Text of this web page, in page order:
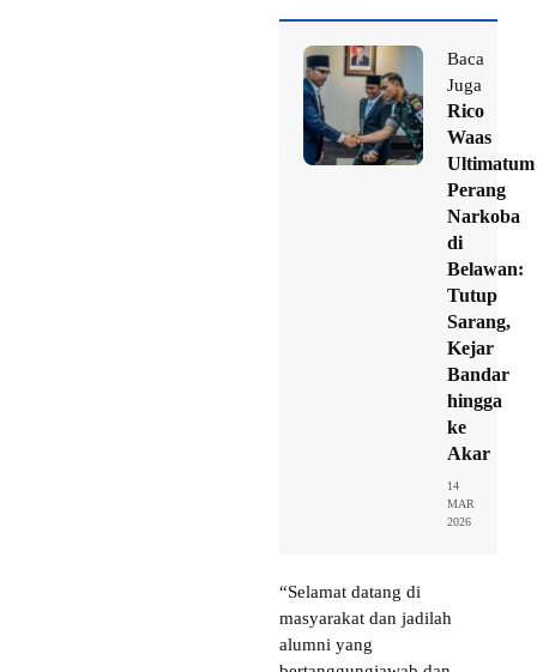
Baca
Juga
Rico
Waas
Ultimatum
Perang
Narkoba
di
Belawan:
Tutup
Sarang,
Kejar
Bandar
hingga
ke
Akar
14
MAR
2026
“Selamat datang di
masyarakat dan jadilah
alumni yang